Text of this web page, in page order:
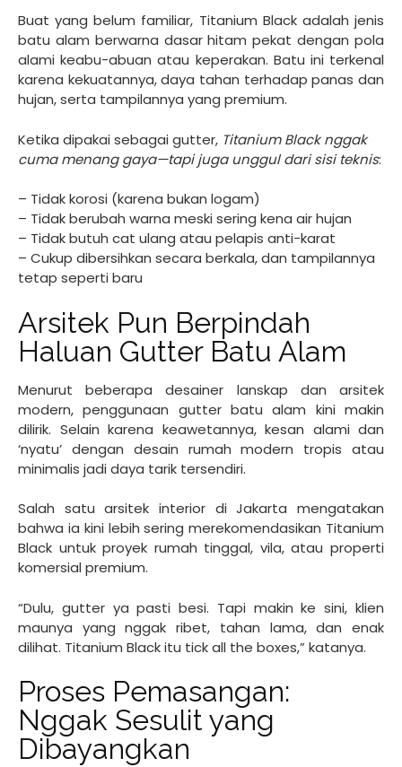
Buat yang belum familiar, Titanium Black adalah jenis
batu alam berwarna dasar hitam pekat dengan pola
alami keabu-abuan atau keperakan. Batu ini terkenal
karena kekuatannya, daya tahan terhadap panas dan
hujan, serta tampilannya yang premium.
Ketika dipakai sebagai gutter, Titanium Black nggak
cuma menang gaya—tapi juga unggul dari sisi teknis:
– Tidak korosi (karena bukan logam)
– Tidak berubah warna meski sering kena air hujan
– Tidak butuh cat ulang atau pelapis anti-karat
– Cukup dibersihkan secara berkala, dan tampilannya
tetap seperti baru
Arsitek Pun Berpindah
Haluan Gutter Batu Alam
Menurut beberapa desainer lanskap dan arsitek
modern, penggunaan gutter batu alam kini makin
dilirik. Selain karena keawetannya, kesan alami dan
‘nyatu’ dengan desain rumah modern tropis atau
minimalis jadi daya tarik tersendiri.
Salah satu arsitek interior di Jakarta mengatakan
bahwa ia kini lebih sering merekomendasikan Titanium
Black untuk proyek rumah tinggal, vila, atau properti
komersial premium.
“Dulu, gutter ya pasti besi. Tapi makin ke sini, klien
maunya yang nggak ribet, tahan lama, dan enak
dilihat. Titanium Black itu tick all the boxes,” katanya.
Proses Pemasangan:
Nggak Sesulit yang
Dibayangkan